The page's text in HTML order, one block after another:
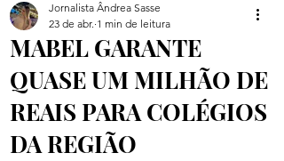
MABEL GARANTE
QUASE UM MILHÃO DE
REAIS PARA COLÉGIOS
DA REGIÃO
Jornalista Ândrea Sasse
23 de abr. 1 min de leitura